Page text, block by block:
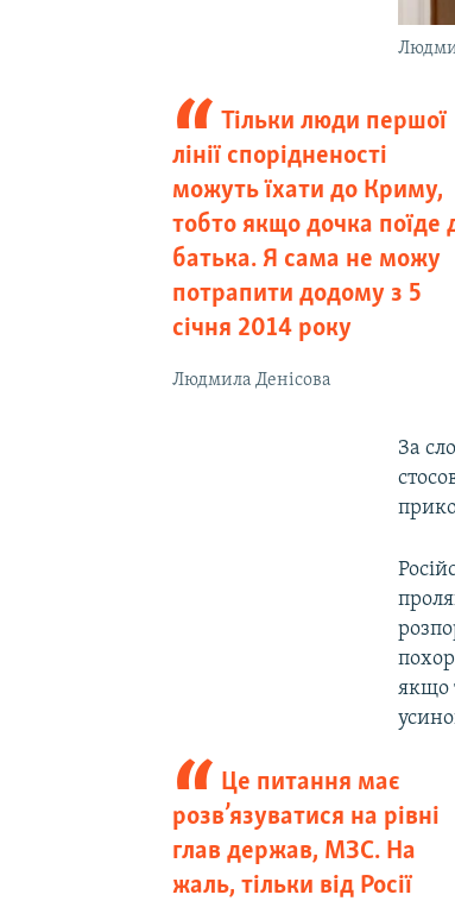
Тільки люди першої
лінії спорідненості
можуть їхати до Криму,
тобто якщо дочка поїде
батька. Я сама не можу
потрапити додому з 5
січня 2014 року
Людмила Денісова
За
якщо
Це питання має
розв’язуватися на рівні
глав держав, МЗС. На
жаль, тільки від Росії